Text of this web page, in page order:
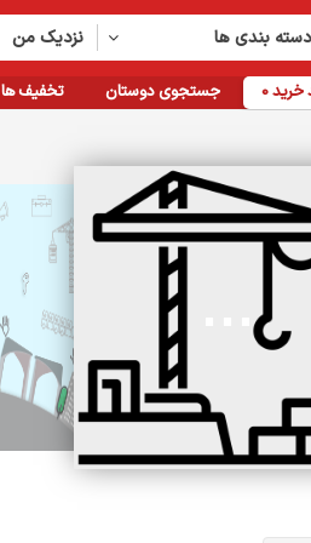
نزدیک من بندی ها
تخفیف ها جستجوی دوستان خرید0